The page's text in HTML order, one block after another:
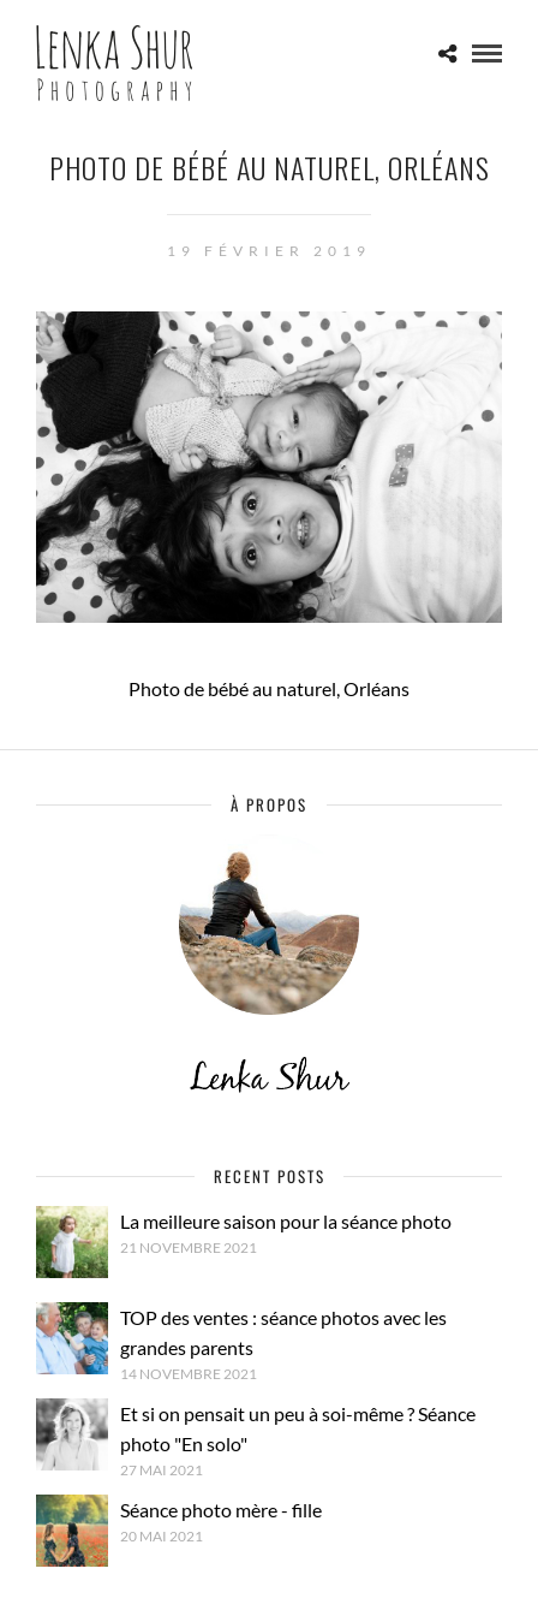
PHOTO DE BÉBÉ AU NATUREL, ORLÉANS
19 FÉVRIER 2019
Photo de bébé au naturel, Orléans
À PROPOS
RECENT POSTS
La meilleure saison pour la séance photo
21 NOVEMBRE 2021
TOP des ventes : séance photos avec les
grandes parents
14 NOVEMBRE 2021
Et si on pensait un peu à soi-même ? Séance
photo "En solo"
27 MAI 2021
Séance photo mère - fille
20 MAI 2021